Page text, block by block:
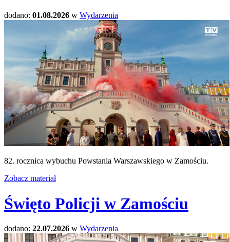
dodano: 01.08.2026 w Wydarzenia
82. rocznica wybuchu Powstania Warszawskiego w Zamościu.
Zobacz materiał
Święto Policji w Zamościu
dodano: 22.07.2026 w Wydarzenia